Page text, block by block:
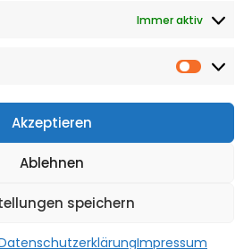
Immer aktiv
Akzeptieren
Ablehnen
speichern
Impressum
FACEBOOK
|Viralby HashThemes